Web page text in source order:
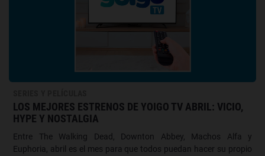
LOS MEJORES ESTRENOS DE YOIGO TV ABRIL: VICIO,
HYPE Y NOSTALGIA
Entre The Walking Dead, Downton Abbey, Machos Alfa y
Euphoria, abril es el mes para que todos puedan hacer su propio